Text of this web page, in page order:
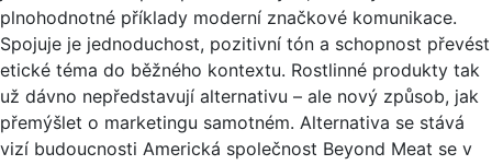
plnohodnotné příklady moderní značkové komunikace.
Spojuje je jednoduchost, pozitivní tón a schopnost převést
etické téma do běžného kontextu. Rostlinné produkty tak
už dávno nepředstavují alternativu – ale nový způsob, jak
přemýšlet o marketingu samotném. Alternativa se stává
vizí budoucnosti Americká společnost Beyond Meat se v